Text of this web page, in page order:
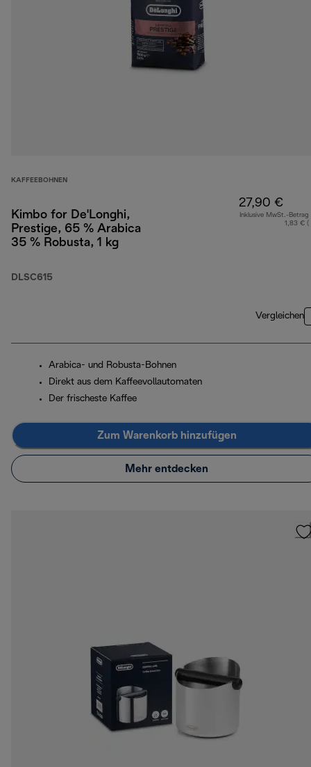
KAFFEEBOHNEN
Kimbo for De'Longhi,
Prestige, 65 % Arabica
35 % Robusta, 1 kg
DLSC615
27,90 €
Inklusive MwSt.-Betrag
1,83 € (
Vergleichen
Arabica- und Robusta-Bohnen
Direkt aus dem Kaffeevollautomaten
Der frischeste Kaffee
Zum Warenkorb hinzufügen
Mehr entdecken